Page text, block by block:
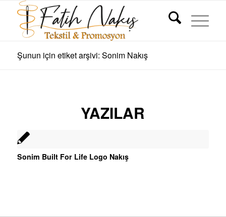
Şunun için etiket arşivi: Sonim Nakış
YAZILAR
Sonim Built For Life Logo Nakış